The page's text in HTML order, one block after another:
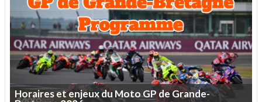
HorairesetenjeuxduMotoGPdeGrande-